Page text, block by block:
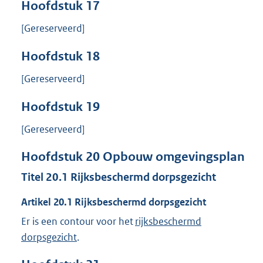
Hoofdstuk 17
[Gereserveerd]
Hoofdstuk 18
[Gereserveerd]
Hoofdstuk 19
[Gereserveerd]
Hoofdstuk 20 Opbouw omgevingsplan
Titel 20.1 Rijksbeschermd dorpsgezicht
Artikel 20.1 Rijksbeschermd dorpsgezicht
Er is een contour voor hetrijksbeschermd
dorpsgezicht.